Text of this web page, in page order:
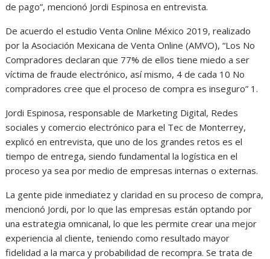
de pago”, mencionó Jordi Espinosa en entrevista.
De acuerdo el estudio Venta Online México 2019, realizado
por la Asociación Mexicana de Venta Online (AMVO), “Los No
Compradores declaran que 77% de ellos tiene miedo a ser
víctima de fraude electrónico, así mismo, 4 de cada 10 No
compradores cree que el proceso de compra es inseguro” 1.
Jordi Espinosa, responsable de Marketing Digital, Redes
sociales y comercio electrónico para el Tec de Monterrey,
explicó en entrevista, que uno de los grandes retos es el
tiempo de entrega, siendo fundamental la logística en el
proceso ya sea por medio de empresas internas o externas.
La gente pide inmediatez y claridad en su proceso de compra,
mencionó Jordi, por lo que las empresas están optando por
una estrategia omnicanal, lo que les permite crear una mejor
experiencia al cliente, teniendo como resultado mayor
fidelidad a la marca y probabilidad de recompra. Se trata de